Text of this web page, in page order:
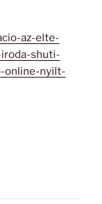
az-elte-
shuti-
online-nyilt-